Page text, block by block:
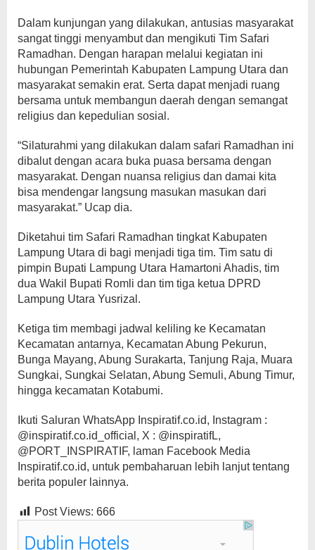
Dalam kunjungan yang dilakukan, antusias masyarakat
sangat tinggi menyambut dan mengikuti Tim Safari
Ramadhan. Dengan harapan melalui kegiatan ini
hubungan Pemerintah Kabupaten Lampung Utara dan
masyarakat semakin erat. Serta dapat menjadi ruang
bersama untuk membangun daerah dengan semangat
religius dan kepedulian sosial.
“Silaturahmi yang dilakukan dalam safari Ramadhan ini
dibalut dengan acara buka puasa bersama dengan
masyarakat. Dengan nuansa religius dan damai kita
bisa mendengar langsung masukan masukan dari
masyarakat.” Ucap dia.
Diketahui tim Safari Ramadhan tingkat Kabupaten
Lampung Utara di bagi menjadi tiga tim. Tim satu di
pimpin Bupati Lampung Utara Hamartoni Ahadis, tim
dua Wakil Bupati Romli dan tim tiga ketua DPRD
Lampung Utara Yusrizal.
Ketiga tim membagi jadwal keliling ke Kecamatan
Kecamatan antarnya, Kecamatan Abung Pekurun,
Bunga Mayang, Abung Surakarta, Tanjung Raja, Muara
Sungkai, Sungkai Selatan, Abung Semuli, Abung Timur,
hingga kecamatan Kotabumi.
Ikuti Saluran WhatsApp Inspiratif.co.id, Instagram :
@inspiratif.co.id_official, X : @inspiratifL,
@PORT_INSPIRATIF, laman Facebook Media
Inspiratif.co.id, untuk pembaharuan lebih lanjut tentang
berita populer lainnya.
Post Views: 666